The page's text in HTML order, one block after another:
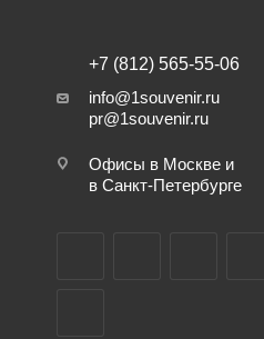
+7 (812) 565-55-06
info@1souvenir.ru
pr@1souvenir.ru
Офисы в Москве и
в Санкт-Петербурге